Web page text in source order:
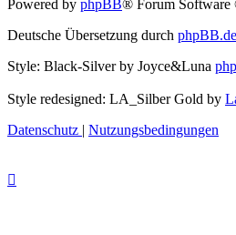
Powered by phpBB® Forum
Deutsche Übersetzung durch phpBB.de
Style: Black-Silver by Joyce&Luna
Style redesigned: LA_Silber Gold by
Datenschutz | Nutzungsbedingungen